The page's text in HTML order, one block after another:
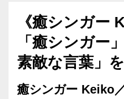
《癒シンガー
「癒シンガー
素敵な言葉」
癒シンガー Keiko